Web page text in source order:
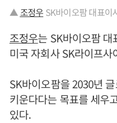
▲조정우 SK바이오팜 대표이
조정우는 SK바이오팜 대
미국 자회사 SK라이프
SK바이오팜을 2030년
키운다다는 목표를 세우
있다.